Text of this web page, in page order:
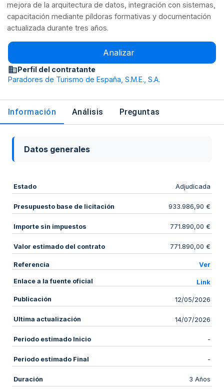
mejora de la arquitectura de datos, integración con sistemas,
capacitación mediante píldoras formativas y documentación
actualizada durante tres años.
Analizar
Perfil del contratante
Paradores de Turismo de España, S.M.E., S.A.
Información Análisis Preguntas
Datos generales
Estado Adjudicada
Presupuesto base de licitación 933.986,90 €
Importe sin impuestos 771.890,00 €
Valor estimado del contrato 771.890,00 €
Referencia Ver
Enlace a la fuente oficial Link
Publicación 12/05/2026
Ultima actualización 14/07/2026
Periodo estimado Inicio -
Periodo estimado Final -
Duración 3 Años